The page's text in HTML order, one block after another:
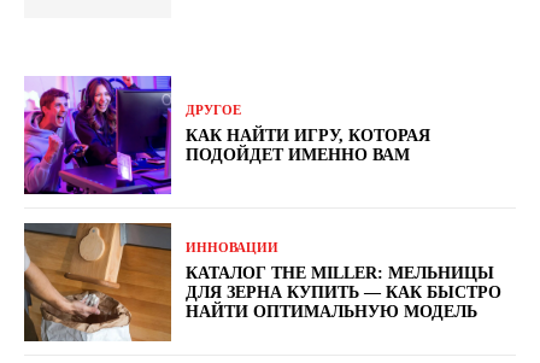
ДРУГОЕ
КАК НАЙТИ ИГРУ, КОТОРАЯ
ПОДОЙДЕТ ИМЕННО ВАМ
ИННОВАЦИИ
КАТАЛОГ THE MILLER: МЕЛЬНИЦЫ
ДЛЯ ЗЕРНА КУПИТЬ — КАК БЫСТРО
НАЙТИ ОПТИМАЛЬНУЮ МОДЕЛЬ